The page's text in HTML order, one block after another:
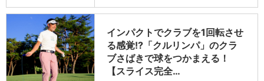
インパクトでクラブを1回転させ
る感覚!?「クルリンパ」のクラ
ブさばきで球をつかまえる！
【スライス完全…